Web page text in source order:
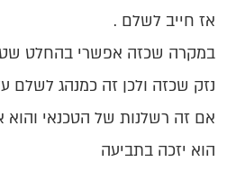
אז חייב לשלם .
במקרה שכזה אפשרי בהחלט
נזק שכזה ולכן זה כמנהג לשלם
אם זה רשלנות של הטכנאי והוא
הוא יזכה בתביעה